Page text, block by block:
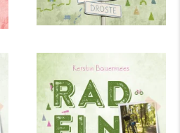
Kerstin Bauermees
Spessart. Radeln für
die Seele